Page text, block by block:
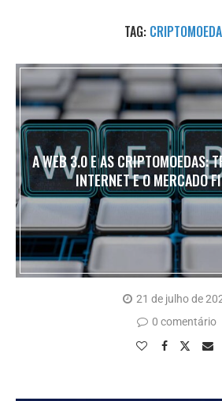
TAG:
A WEB 3.0 E AS CRIPTOMOEDAS:
INTERNET E O MERCADO
21 de julho de
0 comentário